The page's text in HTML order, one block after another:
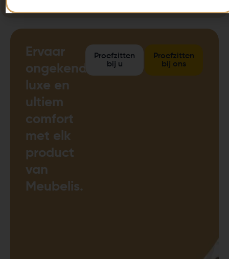
Ervaar
ongekende
luxe en
ultiem
comfort
met elk
product
van
Meubelis.
Proefzitten
bij u
Proefzitten
bij ons